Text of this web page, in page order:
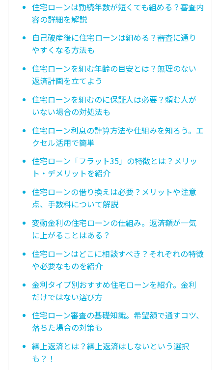
住宅ローンは勤続年数が短くても組める？審査内
容の詳細を解説
自己破産後に住宅ローンは組める？審査に通り
やすくなる方法も
住宅ローンを組む年齢の目安とは？無理のない
返済計画を立てよう
住宅ローンを組むのに保証人は必要？頼む人が
いない場合の対処法も
住宅ローン利息の計算方法や仕組みを知ろう。エ
クセル活用で簡単
住宅ローン「フラット35」の特徴とは？メリッ
ト・デメリットを紹介
住宅ローンの借り換えは必要？メリットや注意
点、手数料について解説
変動金利の住宅ローンの仕組み。返済額が一気
に上がることはある？
住宅ローンはどこに相談すべき？それぞれの特徴
や必要なものを紹介
金利タイプ別おすすめ住宅ローンを紹介。金利
だけではない選び方
住宅ローン審査の基礎知識。希望額で通すコツ、
落ちた場合の対策も
繰上返済とは？繰上返済はしないという選択
も？！